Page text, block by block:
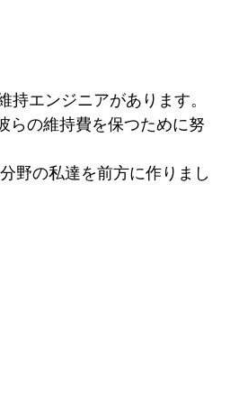
エンジニアがあります。
らの維持費を保つために努
野の私達を前方に作りまし